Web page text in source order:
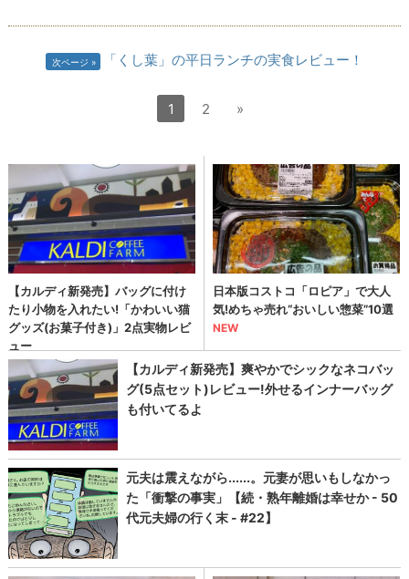
次ページ 「くし葉」の平日ランチの実食レビュー！
1 2 »